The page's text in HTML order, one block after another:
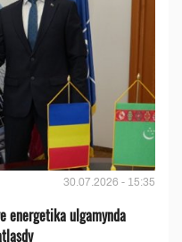
30.07.2026 - 15:35
energetika ulgamynda